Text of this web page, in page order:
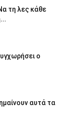
τη λες κάθε
ο
αυτά τα